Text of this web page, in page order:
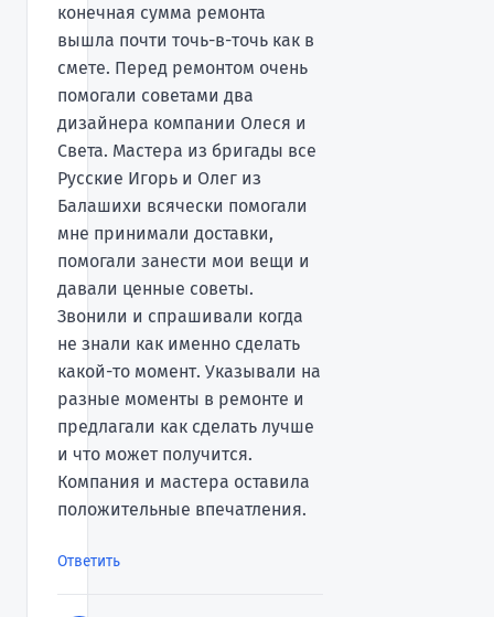
конечная сумма ремонта
вышла почти точь-в-точь как в
смете. Перед ремонтом очень
помогали советами два
дизайнера компании Олеся и
Света. Мастера из бригады все
Русские Игорь и Олег из
Балашихи всячески помогали
мне принимали доставки,
помогали занести мои вещи и
давали ценные советы.
Звонили и спрашивали когда
не знали как именно сделать
какой-то момент. Указывали на
разные моменты в ремонте и
предлагали как сделать лучше
и что может получится.
Компания и мастера оставила
положительные впечатления.
Ответить